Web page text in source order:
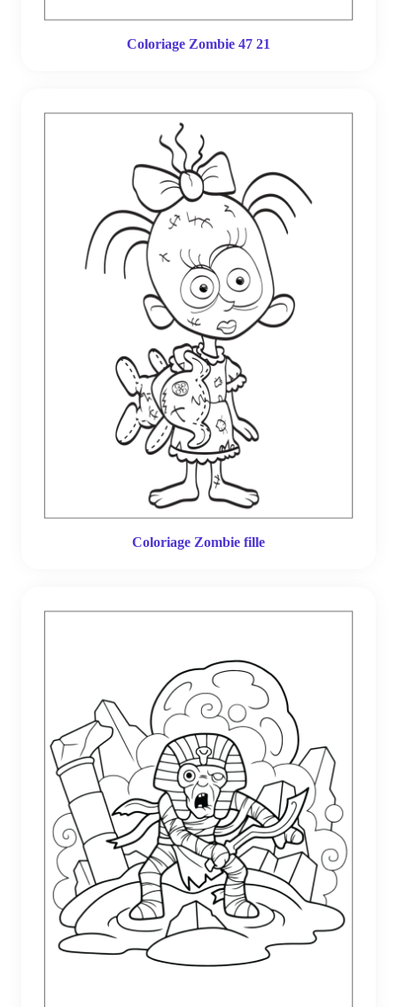
Coloriage Zombie 47 21
Coloriage Zombie fille